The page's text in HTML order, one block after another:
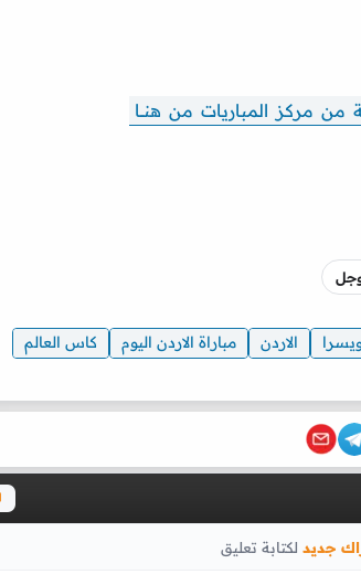
مركز المباريات من هنـــا
الاردن مباراة الاردن اليوم
كاس العالم
جديد لكتابة تعليق